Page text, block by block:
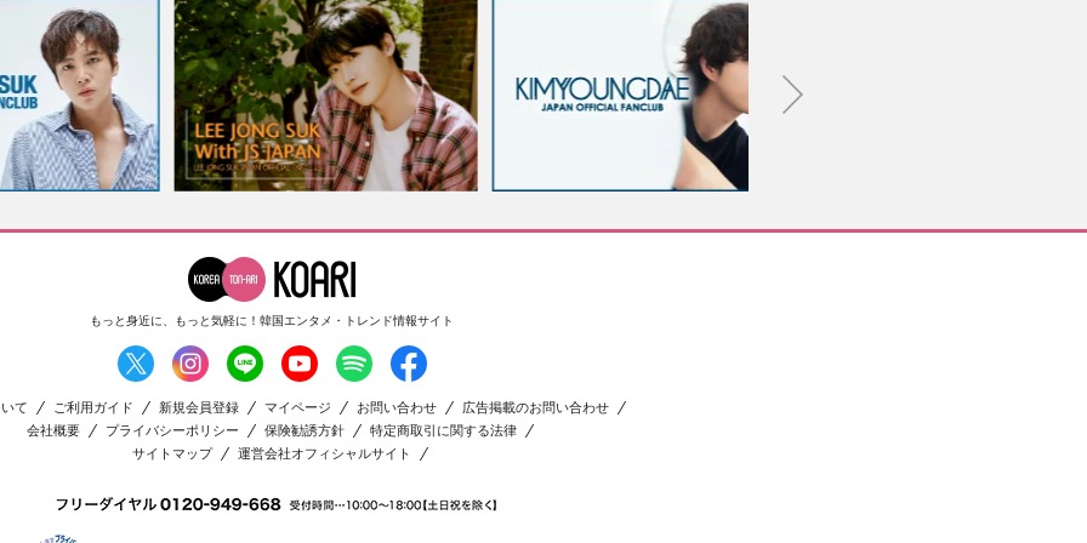
もっと身近に、もっと気軽に！ 韓国エンタメ・トレンド情報サイト
て ご利用ガイド 新規会員登録 マイページ お問い合わせ
広告掲載のお問い合わせ
会社概要
プライバシーポリシー 保険勧誘方針
特定商取引に関する法律
サイトマップ
運営会社オフィシャルサイト